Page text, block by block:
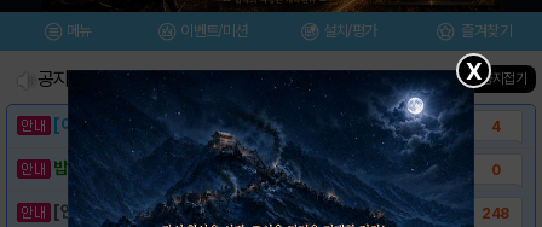
메뉴 이벤트/미션 설치/평가 즐겨찾기
공지사항 진행중인 이벤트 건 ▲ 공지접기
[이벤트] 웃음으로 매일매일 해피! 유머 게시.. 4
밥알이의 헝앱통신 ⑲ “밥알이, 드디어 멀티를.. 0
[안내] 헝그리앱 필수 상식! 밥알 획득 안내.. 248
X